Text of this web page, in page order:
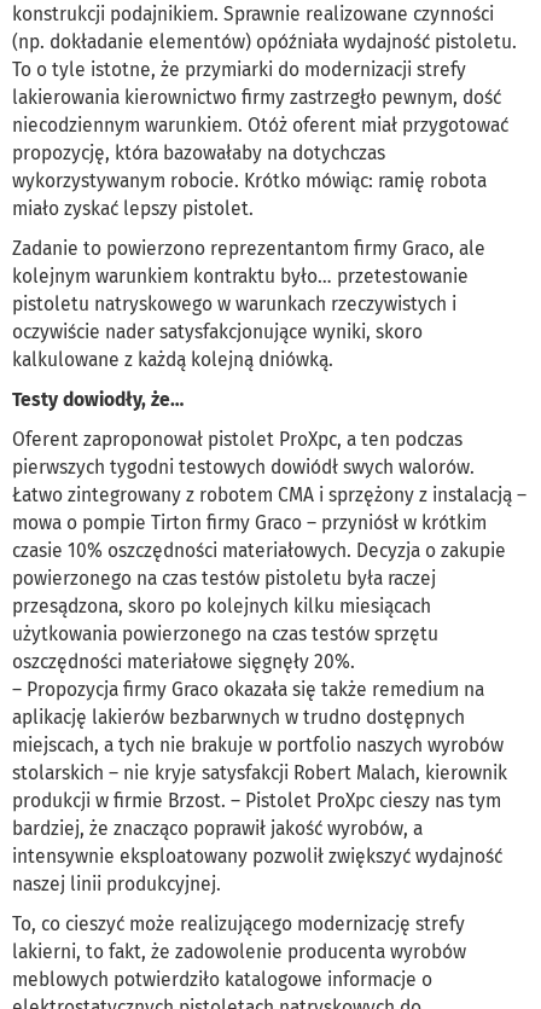
konstrukcji podajnikiem. Sprawnie realizowane czynności
(np. dokładanie elementów) opóźniała wydajność pistoletu.
To o tyle istotne, że przymiarki do modernizacji strefy
lakierowania kierownictwo firmy zastrzegło pewnym, dość
niecodziennym warunkiem. Otóż oferent miał przygotować
propozycję, która bazowałaby na dotychczas
wykorzystywanym robocie. Krótko mówiąc: ramię robota
miało zyskać lepszy pistolet.
Zadanie to powierzono reprezentantom firmy Graco, ale
kolejnym warunkiem kontraktu było… przetestowanie
pistoletu natryskowego w warunkach rzeczywistych i
oczywiście nader satysfakcjonujące wyniki, skoro
kalkulowane z każdą kolejną dniówką.
Testy dowiodły, że…
Oferent zaproponował pistolet ProXpc, a ten podczas
pierwszych tygodni testowych dowiódł swych walorów.
Łatwo zintegrowany z robotem CMA i sprzężony z instalacją –
mowa o pompie Tirton firmy Graco – przyniósł w krótkim
czasie 10% oszczędności materiałowych. Decyzja o zakupie
powierzonego na czas testów pistoletu była raczej
przesądzona, skoro po kolejnych kilku miesiącach
użytkowania powierzonego na czas testów sprzętu
oszczędności materiałowe sięgnęły 20%.
– Propozycja firmy Graco okazała się także remedium na
aplikację lakierów bezbarwnych w trudno dostępnych
miejscach, a tych nie brakuje w portfolio naszych wyrobów
stolarskich – nie kryje satysfakcji Robert Malach, kierownik
produkcji w firmie Brzost. – Pistolet ProXpc cieszy nas tym
bardziej, że znacząco poprawił jakość wyrobów, a
intensywnie eksploatowany pozwolił zwiększyć wydajność
naszej linii produkcyjnej.
To, co cieszyć może realizującego modernizację strefy
lakierni, to fakt, że zadowolenie producenta wyrobów
meblowych potwierdziło katalogowe informacje o